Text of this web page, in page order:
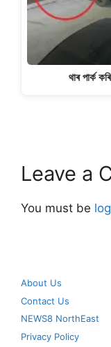
থাৰ পাৰ্ক
Leave a
You must be
About Us
Contact Us
NEWS8 NorthEast
Privacy Policy